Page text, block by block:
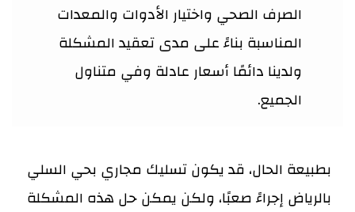
الصرف الصحي واختيار الأدوات والمعدات
المناسبة بناءً على مدى تعقيد المشكلة
ولدينا دائمًا أسعار عادلة وفي متناول
الجميع.
بطبيعة الحال، قد يكون تسليك مجاري بحي السلي
بالرياض إجراءً صعبًا، ولكن يمكن حل هذه المشكلة